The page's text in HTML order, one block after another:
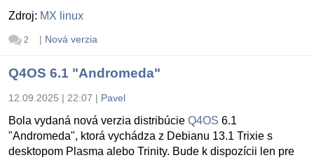
Zdroj: MX linux
2 | Nová verzia
Q4OS 6.1 "Andromeda"
12.09.2025 | 22:07 | Pavel
Bola vydaná nová verzia distribúcie Q4OS 6.1
"Andromeda", ktorá vychádza z Debianu 13.1 Trixie s
desktopom Plasma alebo Trinity. Bude k dispozícii len pre